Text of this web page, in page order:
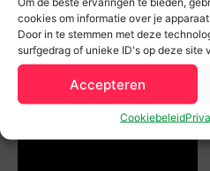
cookies om informatie over je
Door in te stemmen met deze
surfgedrag of unieke ID's op deze site
Accepteren
Cookiebeleid